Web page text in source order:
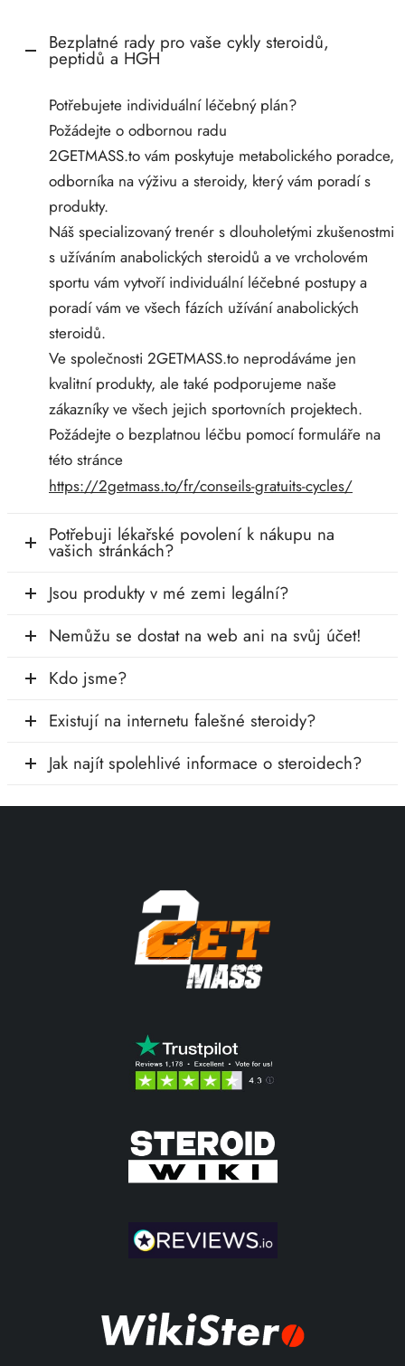
Bezplatné rady pro vaše cykly steroidů,
peptidů a HGH
Potřebujete individuální léčebný plán?
Požádejte o odbornou radu
2GETMASS.to vám poskytuje metabolického poradce,
odborníka na výživu a steroidy, který vám poradí s
produkty.
Náš specializovaný trenér s dlouholetými zkušenostmi
s užíváním anabolických steroidů a ve vrcholovém
sportu vám vytvoří individuální léčebné postupy a
poradí vám ve všech fázích užívání anabolických
steroidů.
Ve společnosti 2GETMASS.to neprodáváme jen
kvalitní produkty, ale také podporujeme naše
zákazníky ve všech jejich sportovních projektech.
Požádejte o bezplatnou léčbu pomocí formuláře na
této stránce
https://2getmass.to/fr/conseils-gratuits-cycles/
Potřebuji lékařské povolení k nákupu na
vašich stránkách?
Jsou produkty v mé zemi legální?
Nemůžu se dostat na web ani na svůj účet!
Kdo jsme?
Existují na internetu falešné steroidy?
Jak najít spolehlivé informace o steroidech?